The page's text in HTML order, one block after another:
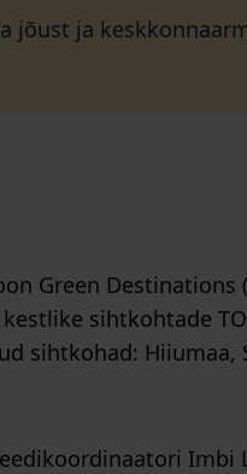
jõust ja
Green Destinations
sihtkohtade
sihtkohad: Hiiumaa,
Imbi